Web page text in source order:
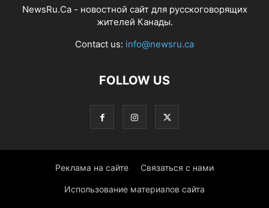
NewsRu.Ca - новостной сайт для русскоговорящих
жителей Канады.
Contact us: info@newsru.ca
FOLLOW US
Реклама на сайте Связаться с нами
Использование материалов сайта